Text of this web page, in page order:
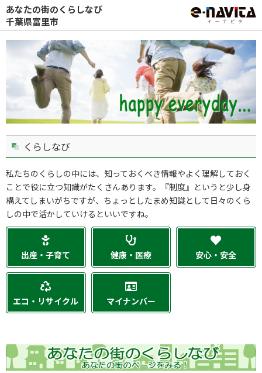
あなたの街のくらしなび
千葉県富里市
くらしなび
私たちのくらしの中には、知っておくべき情報やよく理解しておく
ことで役に立つ知識がたくさんあります。『制度』というと少し身
構えてしまいがちですが、ちょっとしたまめ知識として日々のくら
しの中で活かしていけるといいですね。
出産・子育て 健康・医療 安心・安全
エコ・リサイクル マイナンバー